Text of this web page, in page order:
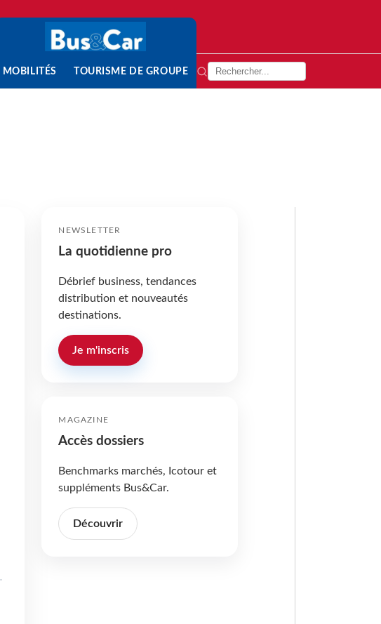
MOBILITÉS TOURISME DE GROUPE
NEWSLETTER
La quotidienne pro
Débrief business, tendances
distribution et nouveautés
destinations.
Je m'inscris
MAGAZINE
Accès dossiers
Benchmarks marchés, Icotour et
suppléments Bus&Car.
Découvrir